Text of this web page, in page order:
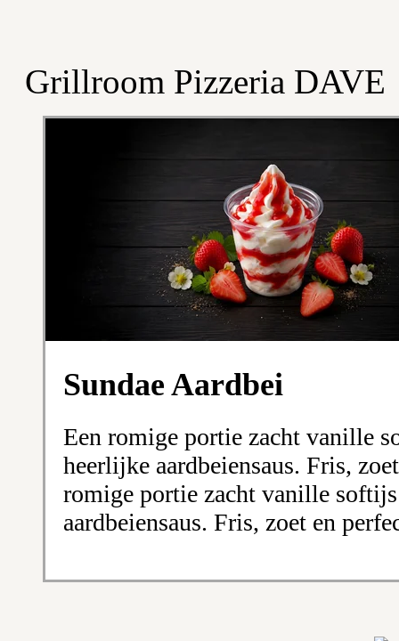
Grillroom Pizzeria DAVE
Sundae Aardbei
Een romige portie zacht vanille
heerlijke aardbeiensaus. Fris,
romige portie zacht vanille
aardbeiensaus. Fris, zoet en